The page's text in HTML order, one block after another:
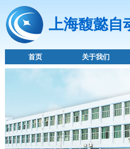
上海馥懿自
首页 关于我们